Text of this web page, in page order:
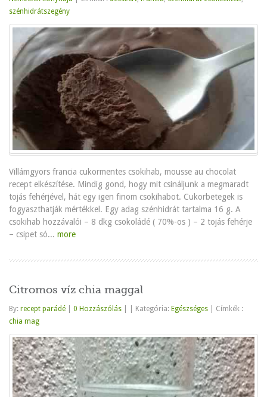
szénhidrátszegény
Villámgyors francia cukormentes csokihab, mousse au chocolat
recept elkészítése. Mindig gond, hogy mit csináljunk a megmaradt
tojás fehérjével, hát egy igen finom csokihabot. Cukorbetegek is
fogyaszthatják mértékkel. Egy adag szénhidrát tartalma 16 g. A
csokihab hozzávalói – 8 dkg csokoládé ( 70%-os ) – 2 tojás fehérje
– csipet só...more
Citromos víz chia maggal
By:recept parádé 0 Hozzászólás Kategória:Egészséges
Címkék :
chia mag